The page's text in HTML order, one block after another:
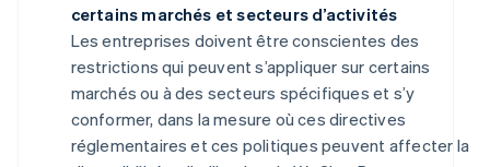
certains marchés et secteurs d’activités
Les entreprises doivent être conscientes des
restrictions qui peuvent s’appliquer sur certains
marchés ou à des secteurs spécifiques et s’y
conformer, dans la mesure où ces directives
réglementaires et ces politiques peuvent affecter la